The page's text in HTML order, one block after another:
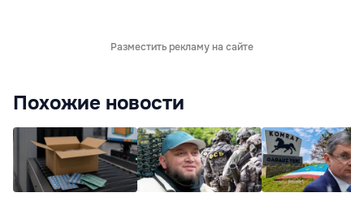
Разместить рекламу на сайте
Похожие новости